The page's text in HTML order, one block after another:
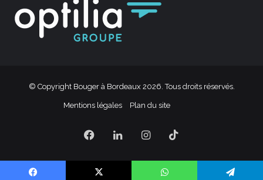
© Copyright Bouger à Bordeaux 2026. Tous droits réservés.
Mentions légales Plan du site
Facebook
LinkedinInstagram